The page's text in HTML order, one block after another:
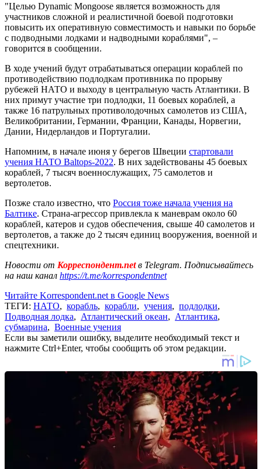
"Целью Dynamic Mongoose является возможность для
участников сложной и реалистичной боевой подготовки
повысить их оперативную совместимость и навыки по борьбе
с подводными лодками и надводными кораблями", –
говорится в сообщении.
В ходе учений будут отрабатываться операции кораблей по
противодействию подлодкам противника по прорыву
рубежей НАТО и выходу в центральную часть Атлантики. В
них примут участие три подлодки, 11 боевых кораблей, а
также 16 патрульных противолодочных самолетов из США,
Великобритании, Германии, Франции, Канады, Норвегии,
Дании, Нидерландов и Португалии.
Напомним, в начале июня у берегов Швеции стартовали
учения НАТО Baltops-2022. В них задействованы 45 боевых
кораблей, 7 тысяч военнослужащих, 75 самолетов и
вертолетов.
Позже стало известно, что Россия тоже начала учения на
Балтике. Страна-агрессор привлекла к маневрам около 60
кораблей, катеров и судов обеспечения, свыше 40 самолетов и
вертолетов, а также до 2 тысяч единиц вооружения, военной и
спецтехники.
Новости от Корреспондент.netв Telegram. Подписывайтесь
на наш канал https://t.me/korrespondentnet
Читайте Korrespondent.net в Google News
ТЕГИ: НАТО, корабль, корабли, учения, подлодки,
Подводная лодка, Атлантический океан, Атлантика,
субмарина, Военные учения
Если вы заметили ошибку, выделите необходимый текст и
нажмите Ctrl+Enter, чтобы сообщить об этом редакции.